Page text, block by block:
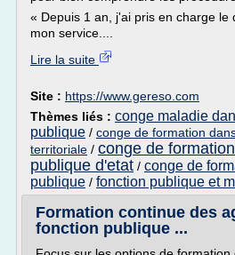
« Depuis 1 an, j'ai pris en charge le
mon service....
Lire la suite
Site : https://www.gereso.com
Thèmes liés : conge maladie
publique / conge de formation
territoriale / conge de
publique d'etat / conge de
publique / fonction publique et
Formation continue des
fonction publique ...